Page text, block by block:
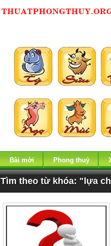
Bài mới Phong thuỷ
Tìm theo từ khóa: "lựa